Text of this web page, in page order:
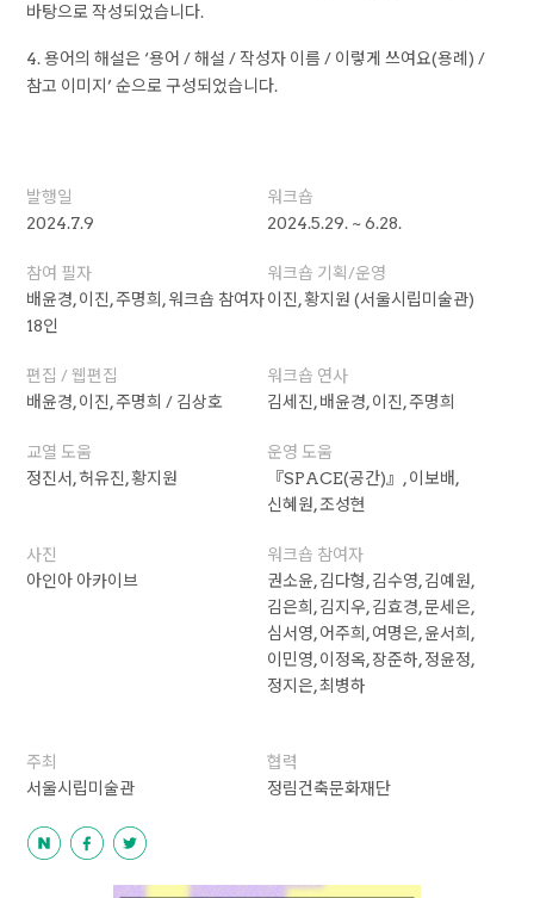
바탕으로 작성되었습니다.
4. 용어의 해설은 ‘용어 / 해설 / 작성자 이름 / 이렇게 쓰여요(용례) /
참고 이미지’ 순으로 구성되었습니다.
발행일
2024.7.9
워크숍
2024.5.29. ~ 6.28.
참여 필자
배윤경, 이진, 주명희, 워크숍 참여자
18인
워크숍 기획/운영
이진, 황지원 (서울시립미술관)
편집 / 웹편집
배윤경, 이진, 주명희 / 김상호
워크숍 연사
김세진, 배윤경, 이진, 주명희
교열 도움
정진서, 허유진, 황지원
운영 도움
『SPACE(공간)』, 이보배,
신혜원, 조성현
사진
아인아 아카이브
워크숍 참여자
권소윤, 김다형, 김수영, 김예원,
김은희, 김지우, 김효경, 문세은,
심서영, 어주희, 여명은, 윤서희,
이민영, 이정옥, 장준하, 정윤정,
정지은, 최병하
주최
서울시립미술관
협력
정림건축문화재단